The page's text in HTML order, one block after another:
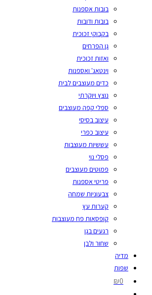
בובות אספנות
בובות ודובות
בקבוקי זכוכית
גן הפרחים
ואזות זכוכית
וינטאג' ואספנות
כדים מעוצבים לבית
נוצץ ויוקרתי
ספלי קפה מעוצבים
עיצוב בסיסי
עיצוב כפרי
עששיות מעוצבות
פסלי נוי
פמוטים מעוצבים
פריטי אספנות
צבעוניות שמחה
קערות עץ
קופסאות פח מעוצבות
רגעים בגן
שחור ולבן
מדיה
שפות
₪0